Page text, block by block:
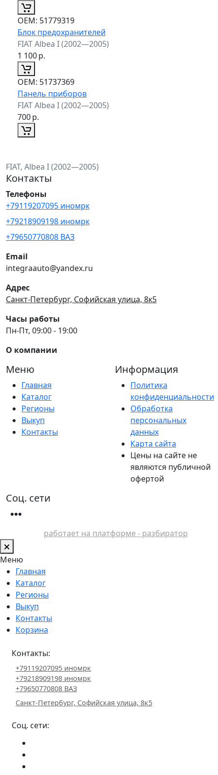
ОЕМ: 51779319
Блок предохранителей
FIAT Albea I (2002—2005)
1 100р.
ОЕМ: 51737369
Панель приборов
FIAT Albea I (2002—2005)
700р.
FIAT, Albea I (2002—2005)
Контакты
Телефоны
+79119207095 иномрк
+79218909198 иномрк
+79650770808 ВАЗ
Email
integraauto@yandex.ru
Адрес
Санкт-Петербург, Софийская улица, 8к5
Часы работы
Пн-Пт, 09:00 - 19:00
О компании
Меню
Главная
Каталог
Регионы
Выкуп
Контакты
Информация
Политика
конфиденциальности
Обработка
персональных
данных
Карта сайта
Цены на сайте не
являются публичной
офертой
Соц. сети
работает на платформе - разбиратор
Меню
Главная
Каталог
Регионы
Выкуп
Контакты
Корзина
Контакты:
+79119207095 иномрк
+79218909198 иномрк
+79650770808 ВАЗ
Санкт-Петербург, Софийская улица, 8к5
Соц. сети: